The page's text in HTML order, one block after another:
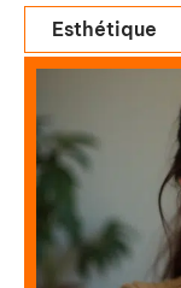
Esthétique